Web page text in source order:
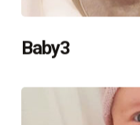
Baby3